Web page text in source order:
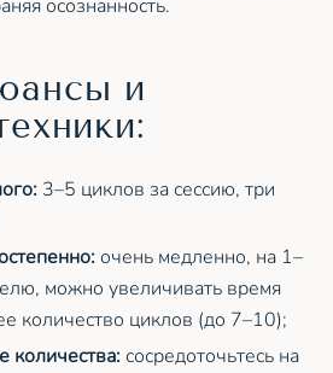
осознанность.
и
3–5 циклов за сессию, три
очень медленно, на 1–
можно увеличивать время
количество циклов (до 7–10);
количества:сосредоточьтесь на